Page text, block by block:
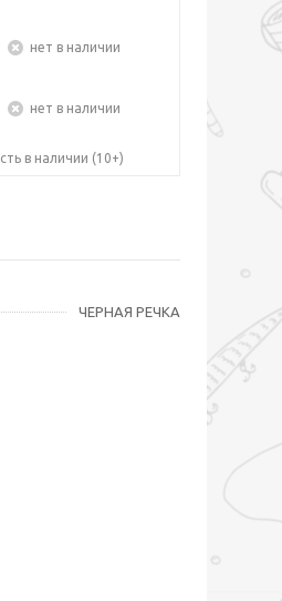
Нет в наличии
Нет в наличии
Есть в наличии (10+)
ЧЕРНАЯ РЕЧКА